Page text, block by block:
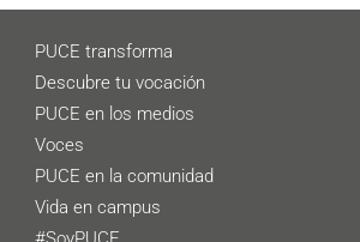
PUCE transforma
Descubre tu vocación
PUCE en los medios
Voces
PUCE en la comunidad
Vida en campus